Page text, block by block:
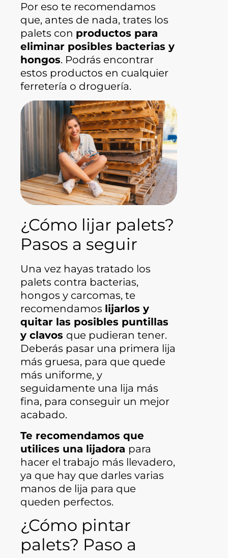
Por eso te recomendamos
que, antes de nada, trates los
palets con productos para
eliminar posibles bacterias y
hongos. Podrás encontrar
estos productos en cualquier
ferretería o droguería.
¿Cómo lijar palets?
Pasos a seguir
Una vez hayas tratado los
palets contra bacterias,
hongos y carcomas, te
recomendamos lijarlos y
quitar las posibles puntillas
y clavos que pudieran tener.
Deberás pasar una primera lija
más gruesa, para que quede
más uniforme, y
seguidamente una lija más
fina, para conseguir un mejor
acabado.
Te recomendamos que
utilices una lijadora para
hacer el trabajo más llevadero,
ya que hay que darles varias
manos de lija para que
queden perfectos.
¿Cómo pintar
palets? Paso a